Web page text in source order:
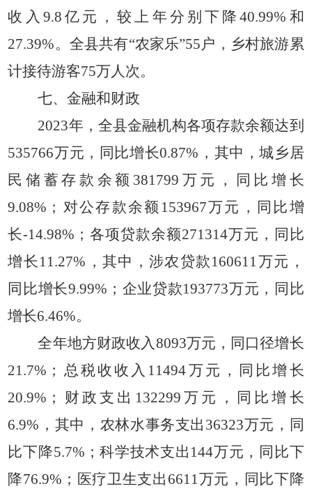
收入9.8亿元，较上年分别下降40.99%和
27.39%。全县共有“农家乐”55户，乡村旅游累
计接待游客75万人次。
七、金融和财政
2023年，全县金融机构各项存款余额达到
535766万元，同比增长0.87%，其中，城乡居
民储蓄存款余额381799万元，同比增长
9.08%；对公存款余额153967万元，同比增
长-14.98%；各项贷款余额271314万元，同比
增长11.27%，其中，涉农贷款160611万元，
同比增长9.99%；企业贷款193773万元，同比
增长6.46%。
全年地方财政收入 8093万元，同口径增长
21.7%；总税收收入11494万元，同比增长
20.9%；财政支出132299万元，同比增长
6.9%，其中，农林水事务支出36323万元，同
比下降5.7%；科学技术支出144万元，同比下
降76.9%；医疗卫生支出6611万元，同比下降